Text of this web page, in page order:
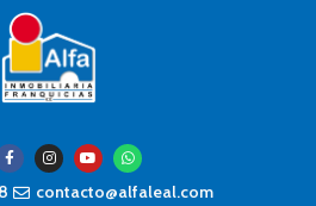
contacto@alfaleal.com